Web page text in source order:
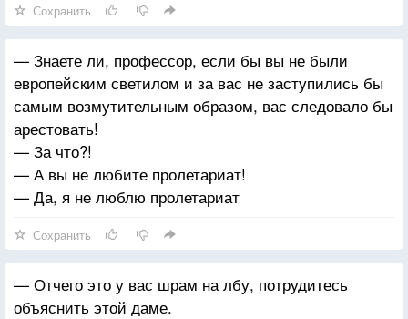
Я иск, может, имею право предъявить.
Сохранить
— Знаете ли, профессор, если бы вы не были
европейским светилом и за вас не заступились бы
самым возмутительным образом, вас следовало бы
арестовать!
— За что?!
— А вы не любите пролетариат!
— Да, я не люблю пролетариат
Сохранить
— Отчего это у вас шрам на лбу, потрудитесь
объяснить этой даме.